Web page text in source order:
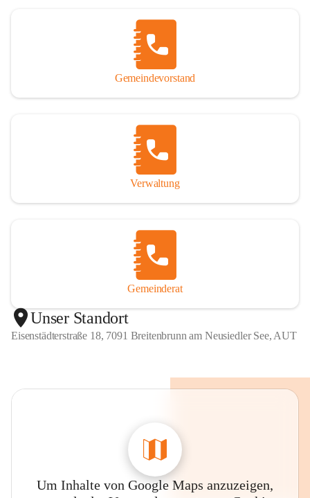
Gemeindevorstand
Verwaltung
Gemeinderat
Unser Standort
Eisenstädterstraße 18, 7091 Breitenbrunn am Neusiedler See, AUT
Um Inhalte von Google Maps anzuzeigen,